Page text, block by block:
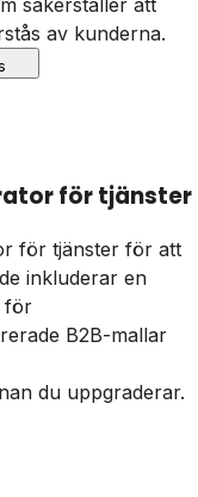
säkerställer att
av kunderna.
för tjänster
för tjänster för att
inkluderar en
för
B2B-mallar
du uppgraderar.